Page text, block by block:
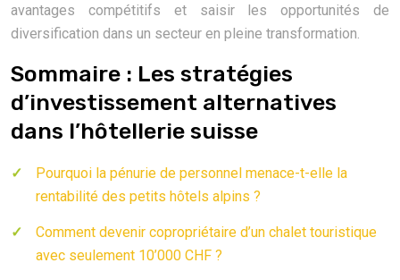
avantages compétitifs et saisir les opportunités de
diversification dans un secteur en pleine transformation.
Sommaire : Les stratégies
d’investissement alternatives
dans l’hôtellerie suisse
Pourquoi la pénurie de personnel menace-t-elle la
rentabilité des petits hôtels alpins ?
Comment devenir copropriétaire d’un chalet touristique
avec seulement 10’000 CHF ?